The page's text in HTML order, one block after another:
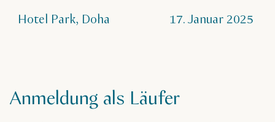
Hotel Park, Doha 17. Januar 2025
Anmeldung als Läufer